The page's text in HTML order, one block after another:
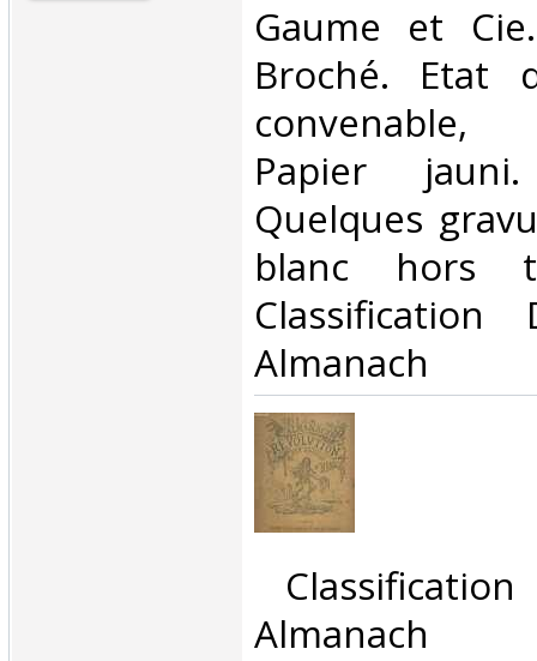
‎Gaume et
Broché. Etat
Papier
Quelques
blanc
Almanach‎
Almanach‎